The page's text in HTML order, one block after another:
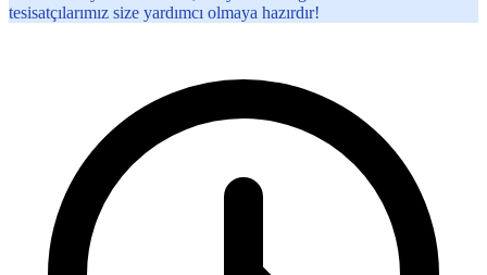
tesisatçılarımız size yardımcı olmaya hazırdır!